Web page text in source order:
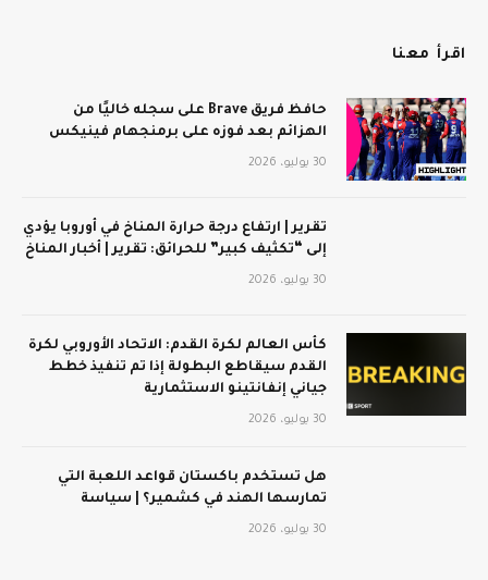
اقرأ معنا
حافظ فريق Brave على سجله خاليًا من
الهزائم بعد فوزه على برمنجهام فينيكس
30 يوليو، 2026
تقرير | ارتفاع درجة حرارة المناخ في أوروبا يؤدي
إلى “تكثيف كبير” للحرائق: تقرير | أخبار المناخ
30 يوليو، 2026
كأس العالم لكرة القدم: الاتحاد الأوروبي لكرة
القدم سيقاطع البطولة إذا تم تنفيذ خطط
جياني إنفانتينو الاستثمارية
30 يوليو، 2026
هل تستخدم باكستان قواعد اللعبة التي
تمارسها الهند في كشمير؟ | سياسة
30 يوليو، 2026